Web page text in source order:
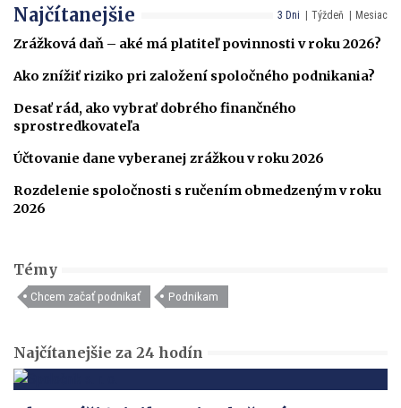
3 Dni Týždeň Mesiac
Najčítanejšie
Zrážková daň – aké má platiteľ povinnosti v roku 2026?
Ako znížiť riziko pri založení spoločného podnikania?
Desať rád, ako vybrať dobrého finančného
sprostredkovateľa
Účtovanie dane vyberanej zrážkou v roku 2026
Rozdelenie spoločnosti s ručením obmedzeným v roku
2026
Témy
Chcem začať podnikať Podnikam
Najčítanejšie za 24 hodín